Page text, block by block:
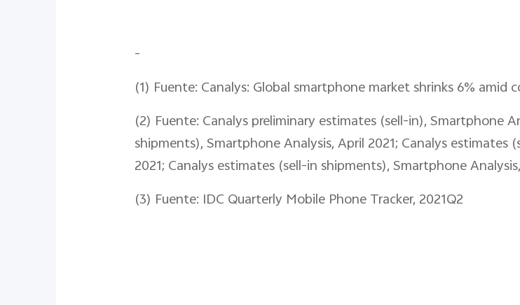
-
(1) Fuente: Canalys: Global smartphone market shrinks 6% amid
(2) Fuente: Canalys preliminary estimates (sell-in), Smartphone
shipments), Smartphone Analysis, April 2021; Canalys
2021; Canalys estimates (sell-in shipments), Smartphone
(3) Fuente: IDC Quarterly Mobile Phone Tracker, 2021Q2